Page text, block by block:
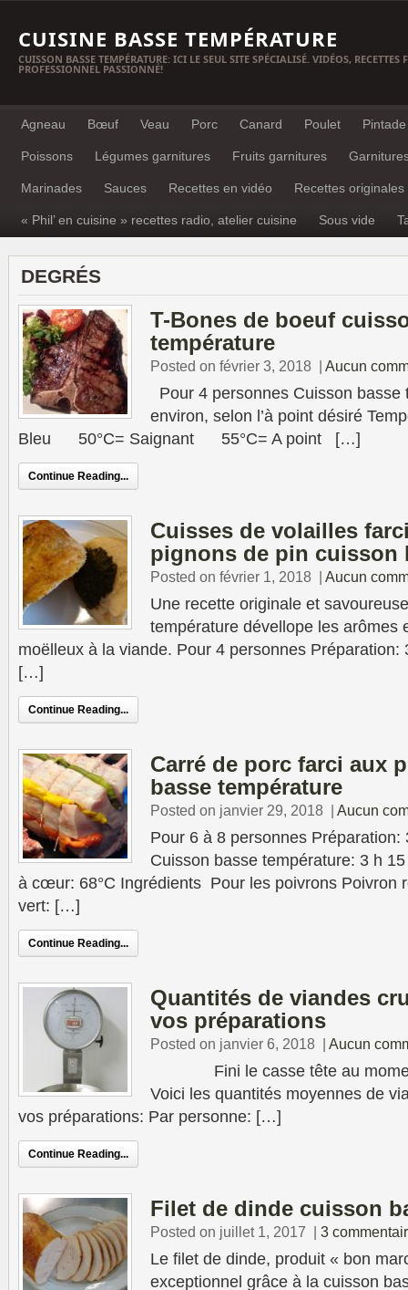
CUISINE BASSE TEMPÉRATURE
CUISSON BASSE TEMPÉRATURE: ICI LE SEUL SITE SPÉCIALISÉ. VIDÉOS, RECETTES
PROFESSIONNEL PASSIONNÉ!
Agneau Bœuf Veau Porc Canard Poulet Pintade
Poissons Légumes garnitures Fruits garnitures
Marinades Sauces Recettes en vidéo Recettes originales
« Phil’ en cuisine » recettes radio, atelier cuisine Sous vide
DEGRÉS
T-Bones de boeuf
température
Posted on février 3, 2018 | Aucun
Pour 4 personnes Cuisson
environ, selon l’à point désiré
Bleu 50°C= Saignant 55°C= A point […]
Continue Reading...
Cuisses de volailles
pignons de pin cuisson
Posted on février 1, 2018 | Aucun
Une recette originale et
température dévellope les arômes
moëlleux à la viande. Pour 4 personnes Préparation:
[…]
Continue Reading...
Carré de porc farci aux
basse température
Posted on janvier 29, 2018 | Aucun
Pour 6 à 8 personnes Préparation:
Cuisson basse température: 3 h
à cœur: 68°C Ingrédients Pour les poivrons Poivron
vert: […]
Continue Reading...
Quantités de viandes
vos préparations
Posted on janvier 6, 2018 | Aucun
Fini le casse tête au
Voici les quantités moyennes de
vos préparations: Par personne: […]
Continue Reading...
Filet de dinde cuisson
Posted on juillet 1, 2017 | 3
Le filet de dinde, produit « bon
exceptionnel grâce à la cuisson